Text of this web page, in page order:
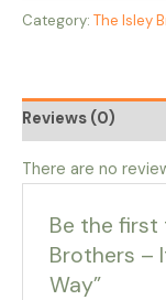
Category: The Isley
Reviews (0)
There are no
Be the first
Brothers –
Way”